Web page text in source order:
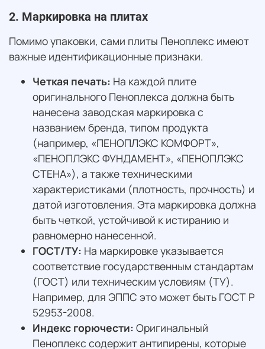
2. Маркировка на плитах
Помимо упаковки, сами плиты Пеноплекс имеют
важные идентификационные признаки.
Четкая печать: На каждой плите
оригинального Пеноплекса должна быть
нанесена заводская маркировка с
названием бренда, типом продукта
(например, «ПЕНОПЛЭКС КОМФОРТ»,
«ПЕНОПЛЭКС ФУНДАМЕНТ», «ПЕНОПЛЭКС
СТЕНА»), а также техническими
характеристиками (плотность, прочность) и
датой изготовления. Эта маркировка должна
быть четкой, устойчивой к истиранию и
равномерно нанесенной.
ГОСТ/ТУ: На маркировке указывается
соответствие государственным стандартам
(ГОСТ) или техническим условиям (ТУ).
Например, для ЭППС это может быть ГОСТ Р
52953-2008.
Индекс горючести: Оригинальный
Пеноплекс содержит антипирены, которые